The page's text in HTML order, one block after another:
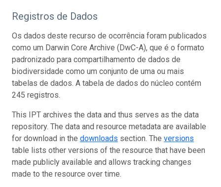
Registros de Dados
Os dados deste recurso de ocorrência foram publicados
como um Darwin Core Archive (DwC-A), que é o formato
padronizado para compartilhamento de dados de
biodiversidade como um conjunto de uma ou mais
tabelas de dados. A tabela de dados do núcleo contém
245 registros.
This IPT archives the data and thus serves as the data
repository. The data and resource metadata are available
for download in the downloads section. The versions
table lists other versions of the resource that have been
made publicly available and allows tracking changes
made to the resource over time.